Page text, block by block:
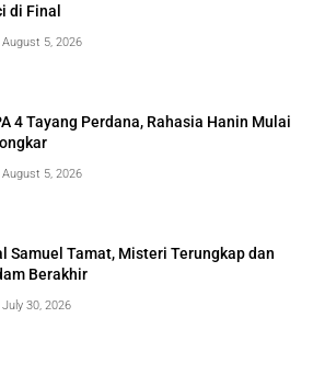
di Final
August 5, 2026
4 Tayang Perdana, Rahasia Hanin Mulai
August 5, 2026
Samuel Tamat, Misteri Terungkap dan
Berakhir
July 30, 2026